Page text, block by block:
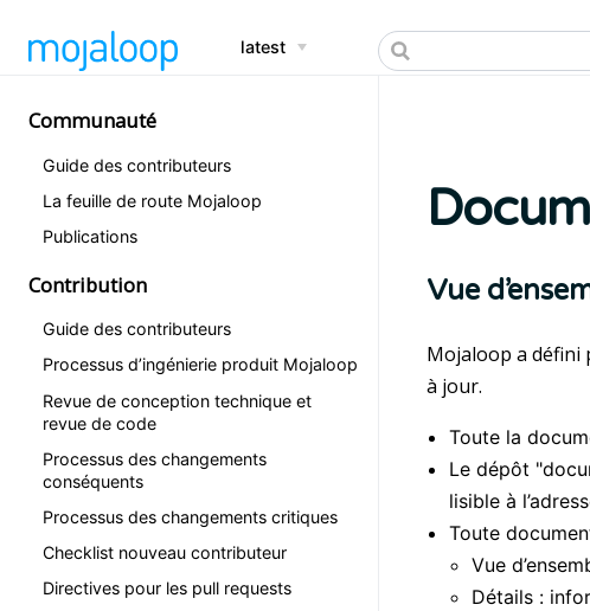
latest
Communauté
Guide des contributeurs
La feuille de route Mojaloop
Publications
Contribution
Guide des contributeurs
Processus d’ingénierie produit Mojaloop
Revue de conception technique et
revue de code
Processus des changements
conséquents
Processus des changements critiques
Checklist nouveau contributeur
Directives pour les pull requests
Vue
Mojaloop a défini
à jour.
Toute la
Le dépôt
lisible à
Toute
Vue
Détails :